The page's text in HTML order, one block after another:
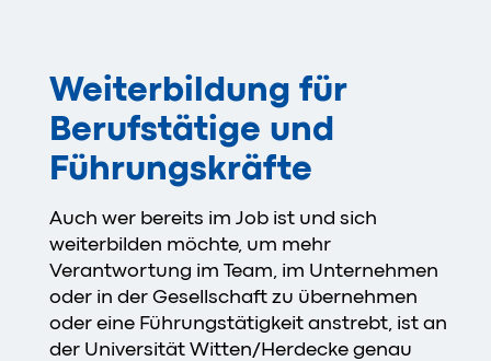
Weiterbildung für
Berufstätige und
Führungskräfte
Auch wer bereits im Job ist und sich
weiterbilden möchte, um mehr
Verantwortung im Team, im Unternehmen
oder in der Gesellschaft zu übernehmen
oder eine Führungstätigkeit anstrebt, ist an
der Universität Witten/Herdecke genau